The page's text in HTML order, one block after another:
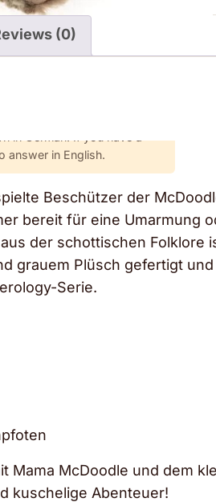
(0)
answer in English.
Beschützer der
bereit für eine Umarmung
der schottischen Folklore
grauem Plüsch gefertigt
Serie.
Mama McDoodle und dem
kuschelige Abenteuer!